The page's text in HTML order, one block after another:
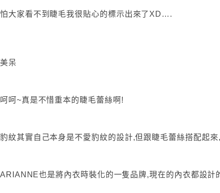
怕大家看不到睫毛我很貼心的標示出來了XD….
美呆
呵呵~真是不惜重本的睫毛蕾絲啊!
豹紋其實自己本身是不愛豹紋的設計,但跟睫毛蕾絲搭配起
ARIANNE也是將內衣時裝化的一隻品牌,現在的內衣都設計